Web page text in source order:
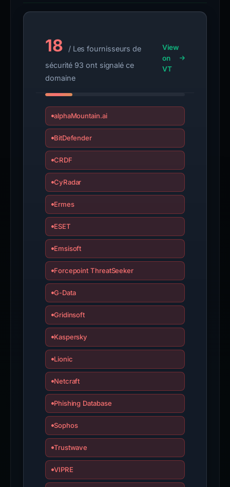
18
/ Les fournisseurs de
sécurité 93 ont signalé ce
domaine
View
on
VT
alphaMountain.ai
BitDefender
CRDF
CyRadar
Ermes
ESET
Emsisoft
Forcepoint ThreatSeeker
G-Data
Gridinsoft
Kaspersky
Lionic
Netcraft
Phishing Database
Sophos
Trustwave
VIPRE